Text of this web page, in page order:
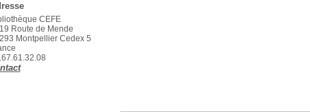
CEFE
Route de Mende
Montpellier Cedex 5